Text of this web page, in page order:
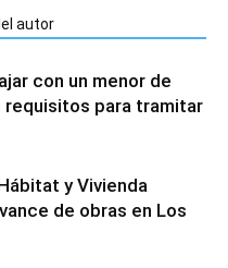
autor
con un menor de
requisitos para tramitar
y Vivienda
de obras en Los